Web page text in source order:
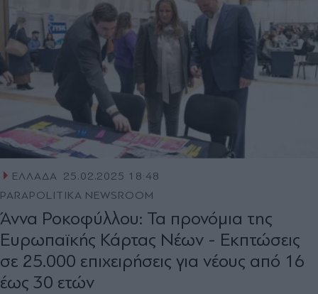
ΕΛΛΑΔΑ 25.02.2025 18:48
PARAPOLITIKA NEWSROOM
Άννα Ροκοφύλλου: Τα προνόμια της
Ευρωπαϊκής Κάρτας Νέων - Εκπτώσεις
σε 25.000 επιχειρήσεις για νέους από 16
έως 30 ετών